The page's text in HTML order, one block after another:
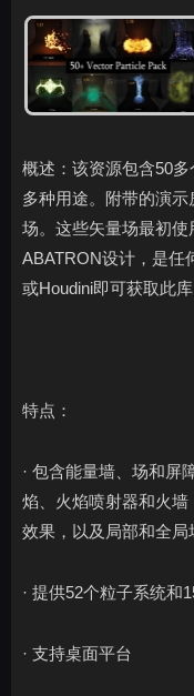
概述：该资源包含50
多种用途。附带的演
场。这些矢量场最初使
ABATRON设计，是任
或Houdini即可获取此库
特点：
· 包含能量墙、场和屏
焰、火焰喷射器和火
效果，以及局部和全局
· 提供52个粒子系统和
· 支持桌面平台